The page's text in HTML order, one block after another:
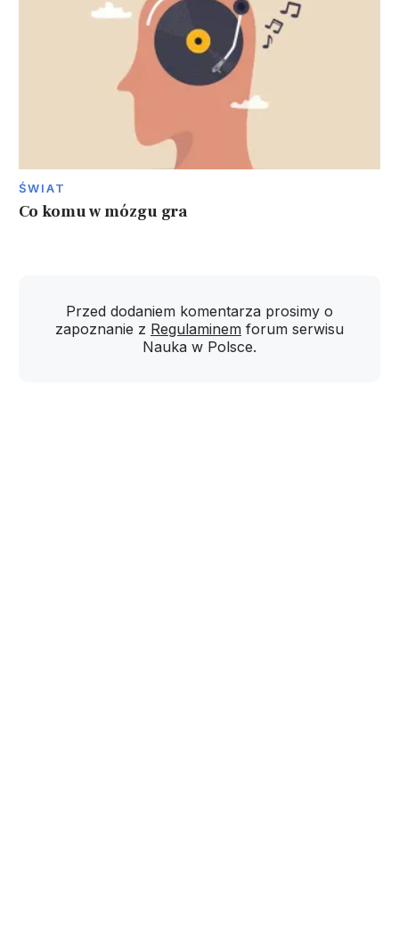
ŚWIAT
Co komu w mózgu gra
Przed dodaniem komentarza prosimy o
zapoznanie z Regulaminem forum serwisu
Nauka w Polsce.